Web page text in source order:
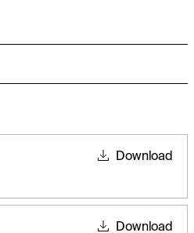
Download
Download